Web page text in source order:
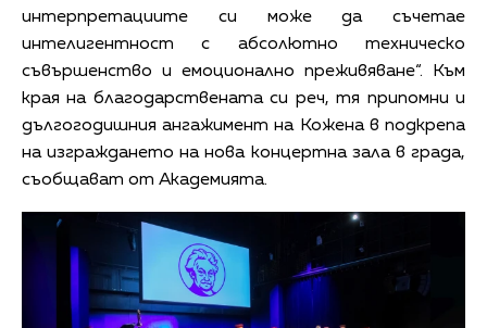
интерпретациите си може да съчетае
интелигентност с абсолютно техническо
съвършенство и емоционално преживяване“. Към
края на благодарствената си реч, тя припомни и
дългогодишния ангажимент на Кожена в подкрепа
на изграждането на нова концертна зала в града,
съобщават от Академията.